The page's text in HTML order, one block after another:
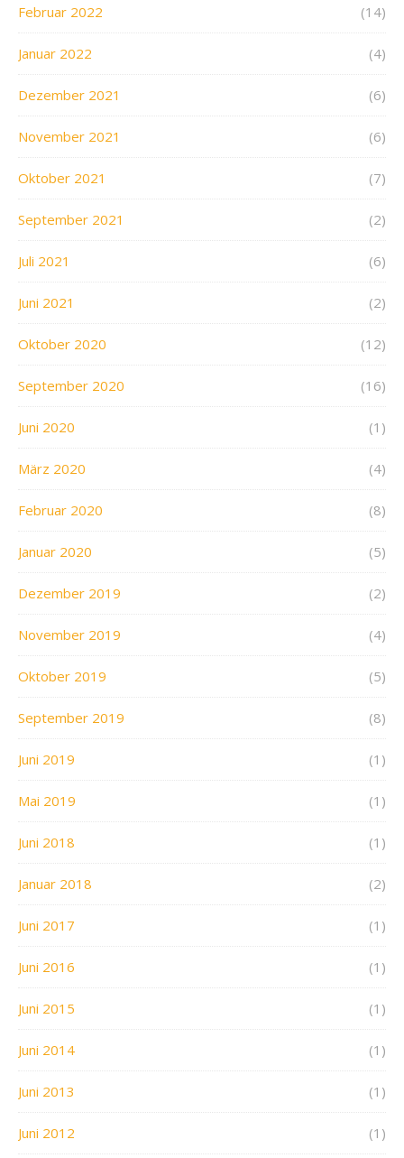
Februar 2022 (14)
Januar 2022 (4)
Dezember 2021 (6)
November 2021 (6)
Oktober 2021 (7)
September 2021 (2)
Juli 2021 (6)
Juni 2021 (2)
Oktober 2020 (12)
September 2020 (16)
Juni 2020 (1)
März 2020 (4)
Februar 2020 (8)
Januar 2020 (5)
Dezember 2019 (2)
November 2019 (4)
Oktober 2019 (5)
September 2019 (8)
Juni 2019 (1)
Mai 2019 (1)
Juni 2018 (1)
Januar 2018 (2)
Juni 2017 (1)
Juni 2016 (1)
Juni 2015 (1)
Juni 2014 (1)
Juni 2013 (1)
Juni 2012 (1)